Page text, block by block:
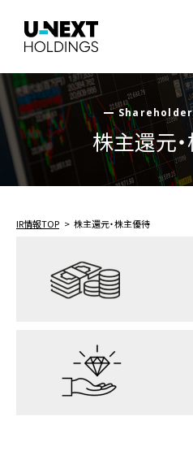
株主還元
IR情報TOP 株主還元・株主優待